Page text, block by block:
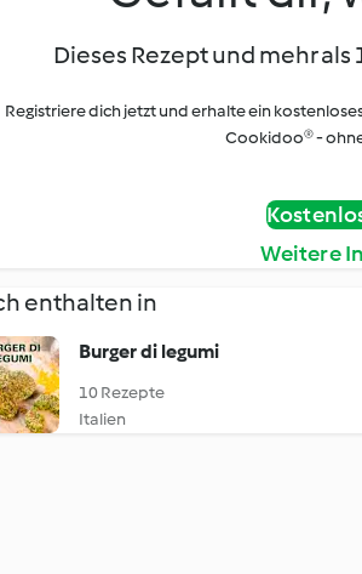
Dieses Rezept und mehr
Registriere dich jetzt und erhalte ein
Cookidoo® -
Weitere
enthalten in
Burger di legumi
10 Rezepte
Italien